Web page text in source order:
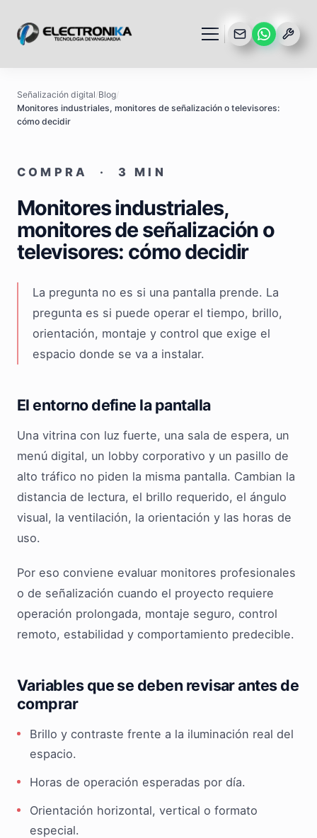
Señalización digital/Blog/
Monitores industriales, monitores de señalización o televisores:
cómo decidir
COMPRA · 3 MIN
Monitores industriales,
monitores de señalización o
televisores: cómo decidir
La pregunta no es si una pantalla prende. La
pregunta es si puede operar el tiempo, brillo,
orientación, montaje y control que exige el
espacio donde se va a instalar.
El entorno define la pantalla
Una vitrina con luz fuerte, una sala de espera, un
menú digital, un lobby corporativo y un pasillo de
alto tráfico no piden la misma pantalla. Cambian la
distancia de lectura, el brillo requerido, el ángulo
visual, la ventilación, la orientación y las horas de
uso.
Por eso conviene evaluar monitores profesionales
o de señalización cuando el proyecto requiere
operación prolongada, montaje seguro, control
remoto, estabilidad y comportamiento predecible.
Variables que se deben revisar antes de
comprar
Brillo y contraste frente a la iluminación real del
espacio.
Horas de operación esperadas por día.
Orientación horizontal, vertical o formato
especial.